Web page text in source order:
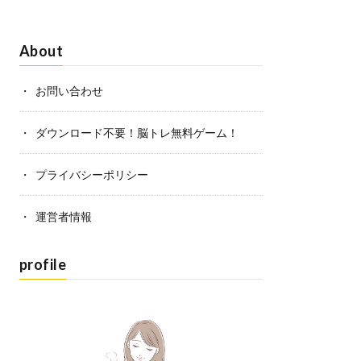
About
お問い合わせ
ダウンロード不要！脳トレ無料ゲーム！
プライバシーポリシー
運営者情報
profile